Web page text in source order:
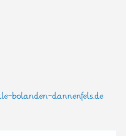
bolanden-dannenfels.de